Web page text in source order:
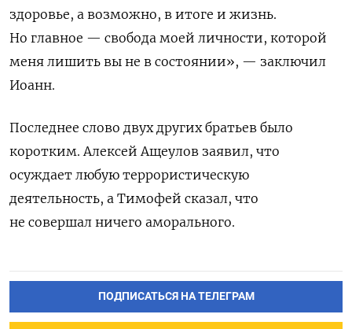
здоровье, а возможно, в итоге и жизнь.
Но главное — свобода моей личности, которой
меня лишить вы не в состоянии», — заключил
Иоанн.
Последнее слово двух других братьев было
коротким. Алексей Ащеулов заявил, что
осуждает любую террористическую
деятельность, а Тимофей сказал, что
не совершал ничего аморального.
ПОДПИСАТЬСЯ НА ТЕЛЕГРАМ